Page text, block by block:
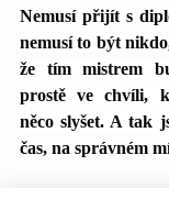
Nemusí přijít s
nemusí to být
že tím mistrem
prostě ve chvíli,
něco slyšet. A tak
čas, na správném